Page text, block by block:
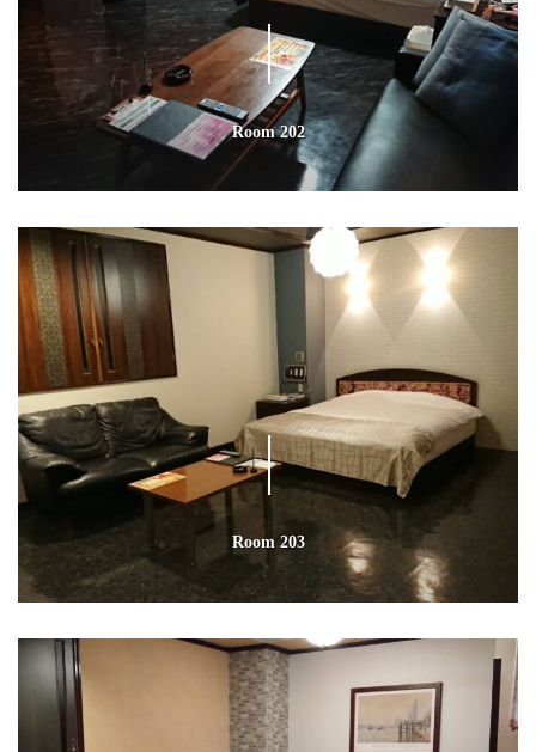
Room 202
Room 203